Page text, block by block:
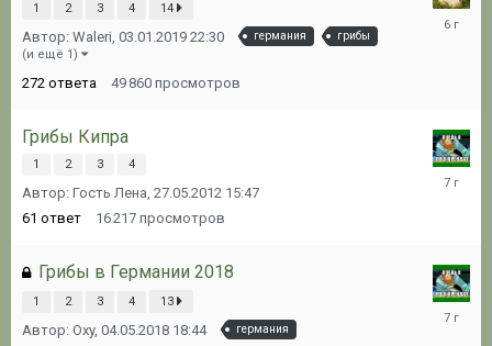
1 2 3 4 14
Автор: Waleri, 03.01.2019 22:30 германия грибы
(и ещё 1)
272 ответа 49 860 просмотров
Грибы Кипра
1 2 3 4
Автор: Гость Лена, 27.05.2012 15:47
61 ответ 16 217 просмотров
Грибы в Германии 2018
1 2 3 4 13
Автор: Oxy, 04.05.2018 18:44 германия